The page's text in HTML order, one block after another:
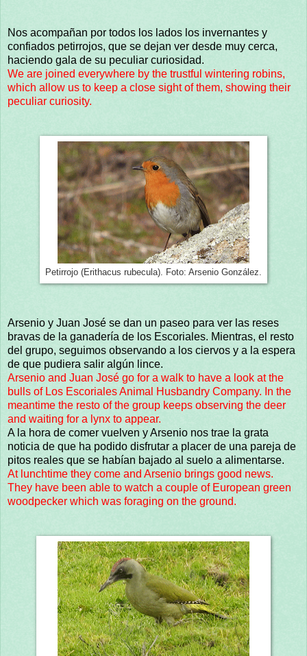
Nos acompañan por todos los lados los invernantes y
confiados petirrojos, que se dejan ver desde muy cerca,
haciendo gala de su peculiar curiosidad.
We are joined everywhere by the trustful wintering robins,
which allow us to keep a close sight of them, showing their
peculiar curiosity.
Petirrojo (Erithacus rubecula). Foto: Arsenio González.
Arsenio y Juan José se dan un paseo para ver las reses
bravas de la ganadería de los Escoriales. Mientras, el resto
del grupo, seguimos observando a los ciervos y a la espera
de que pudiera salir algún lince.
Arsenio and Juan José go for a walk to have a look at the
bulls of Los Escoriales Animal Husbandry Company. In the
meantime the resto of the group keeps observing the deer
and waiting for a lynx to appear.
A la hora de comer vuelven y Arsenio nos trae la grata
noticia de que ha podido disfrutar a placer de una pareja de
pitos reales que se habían bajado al suelo a alimentarse.
At lunchtime they come and Arsenio brings good news.
They have been able to watch a couple of European green
woodpecker which was foraging on the ground.